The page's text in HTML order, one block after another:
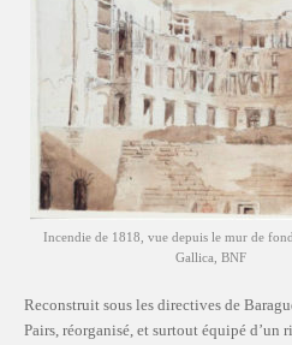
Incendie de 1818, vue depuis le mur de fond
Gallica, BNF
Reconstruit sous les directives de
Pairs, réorganisé, et surtout équipé d’un